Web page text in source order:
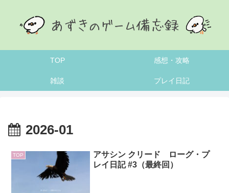
TOP 感想・攻略
雑談 プレイ日記
2026-01
TOP
アサシン クリード ローグ・プ
レイ日記 #3（最終回）